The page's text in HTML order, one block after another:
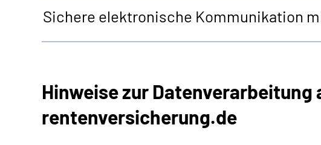
Sichere elektronische Kommunikation
Hinweise zur Datenverarbeitung
rentenversicherung.de